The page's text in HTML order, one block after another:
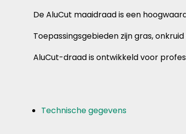
De AluCut maaidraad is een
Toepassingsgebieden zijn gras,
AluCut-draad is ontwikkeld voor
Technische gegevens